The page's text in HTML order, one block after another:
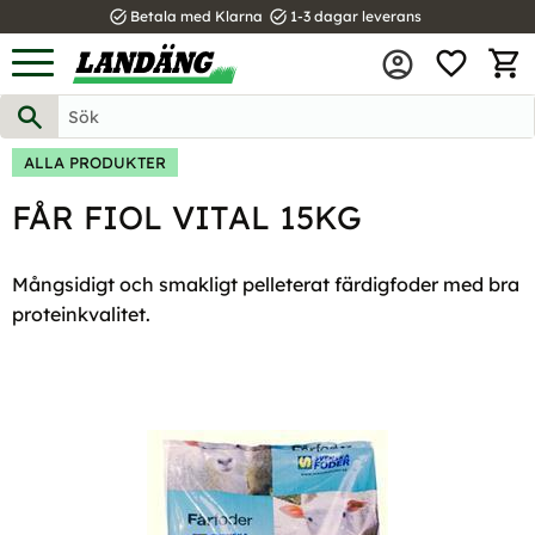
Meny
task_alt Betala med Klarna task_alt 1-3 dagar leverans
ALLA PRODUKTER
FÅR FIOL VITAL 15KG
Mångsidigt och smakligt pelleterat färdigfoder med bra
proteinkvalitet.